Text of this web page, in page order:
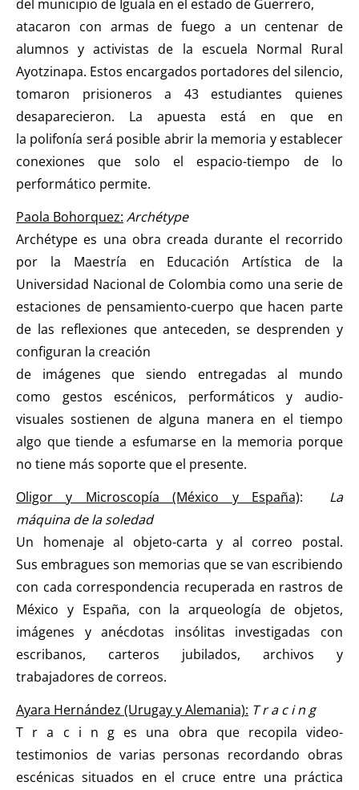
del municipio de Iguala en el estado de Guerrero,
atacaron con armas de fuego a un centenar de
alumnos y activistas de la escuela Normal Rural
Ayotzinapa. Estos encargados portadores del silencio,
tomaron prisioneros a 43 estudiantes quienes
desaparecieron. La apuesta está en que en
la polifonía será posible abrir la memoria y establecer
conexiones que solo el espacio-tiempo de lo
performático permite.
Paola Bohorquez: Archétype
Archétype es una obra creada durante el recorrido
por la Maestría en Educación Artística de la
Universidad Nacional de Colombia como una serie de
estaciones de pensamiento-cuerpo que hacen parte
de las reflexiones que anteceden, se desprenden y
configuran la creación
de imágenes que siendo entregadas al mundo
como gestos escénicos, performáticos y audio-
visuales sostienen de alguna manera en el tiempo
algo que tiende a esfumarse en la memoria porque
no tiene más soporte que el presente.
Oligor y Microscopía (México y España): La
máquina de la soledad
Un homenaje al objeto-carta y al correo postal.
Sus embragues son memorias que se van escribiendo
con cada correspondencia recuperada en rastros de
México y España, con la arqueología de objetos,
imágenes y anécdotas insólitas investigadas con
escribanos, carteros jubilados, archivos y
trabajadores de correos.
Ayara Hernández (Urugay y Alemania): T r a c i n g
T r a c i n g es una obra que recopila video-
testimonios de varias personas recordando obras
escénicas situados en el cruce entre una práctica